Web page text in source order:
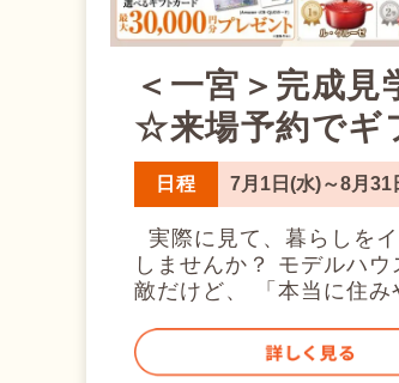
ょ」 そんなみなさんの心の声が
聞こえてきます。 しかしZ空調は
電気代も安いんです！ その秘密
は桧家住宅の高気密・高
造にあります。 簡単に言えば、
家のいたる所で熱が伝わ
く、隙間が少ないように
らすことで、 家全体が水筒のよ
うに熱を逃さないように
す！ 賃貸アパートは利益追求の
ため基本的に機密性や断
いですし、 昔の住宅もそこまで
気にされておりませんで
つまり、大体の方の今現
＜一宮＞完成見
☆来場予約でギ
カードプレゼン
日程 7月1日(水)～8月31
しませんか？ モデルハウスは素
敵だけど、 「本当に住みやすい
うのかな？」 そんな疑問をお持
ちの方も多いはずです。 完成見